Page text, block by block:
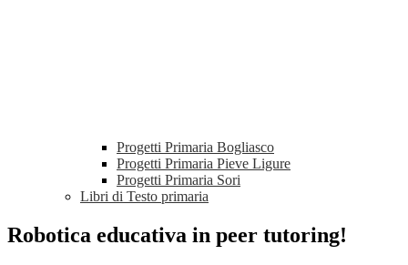
Progetti Primaria Bogliasco
Progetti Primaria Pieve Ligure
Progetti Primaria Sori
Libri di Testo primaria
Robotica educativa in peer tutoring!